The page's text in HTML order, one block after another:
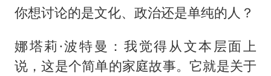
你想讨论的是文化、政治还是单纯的人？
娜塔莉·波特曼：我觉得从文本层面上
说，这是个简单的家庭故事。它就是关于